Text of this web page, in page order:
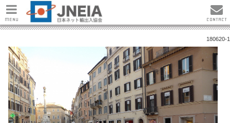
180620-1
MENU CONTACT